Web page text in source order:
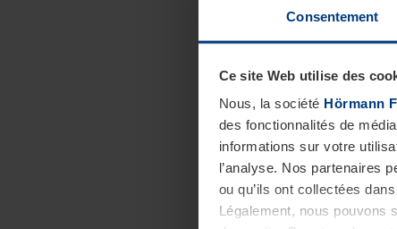
Consentement
Ce site Web utilise des
Nous, la société Hörmann
des fonctionnalités de
informations sur votre
l’analyse. Nos partenaires
ou qu’ils ont collectées
Légalement, nous pouvons